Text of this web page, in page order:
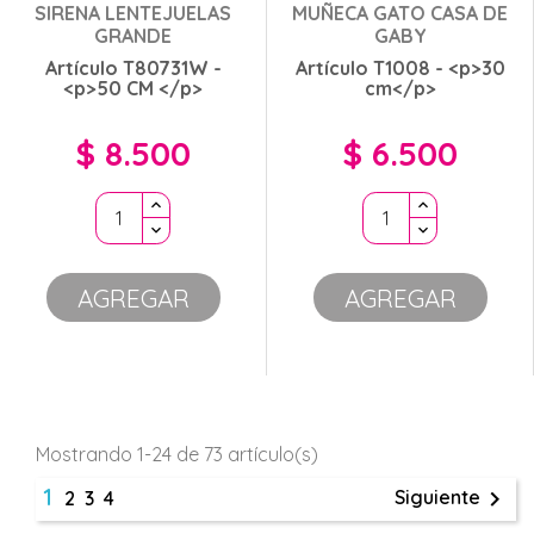
SIRENA LENTEJUELAS
GRANDE
Artículo T80731W -
<p>50 CM </p>
Precio
$ 8.500
AGREGAR
MUÑECA GATO CASA DE
GABY
Artículo T1008 - <p>30
cm</p>
Precio
$ 6.500
AGREGAR
Mostrando 1-24 de 73 artículo(s)
1 2 3 4 Siguiente 